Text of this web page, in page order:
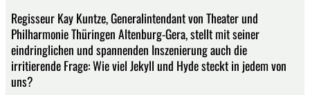
Regisseur Kay Kuntze, Generalintendant von Theater und
Philharmonie Thüringen Altenburg-Gera, stellt mit seiner
eindringlichen und spannenden Inszenierung auch die
irritierende Frage: Wie viel Jekyll und Hyde steckt in jedem von
uns?